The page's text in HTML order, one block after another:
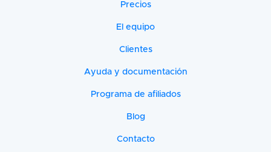
Precios
El equipo
Clientes
Ayuda y documentación
Programa de afiliados
Blog
Contacto